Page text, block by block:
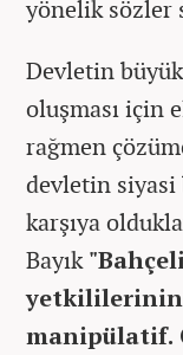
yönelik sözler
Devletin
oluşması için
rağmen
devletin siyasi
karşıya
Bayık
yetkililerinin
manipülatif.